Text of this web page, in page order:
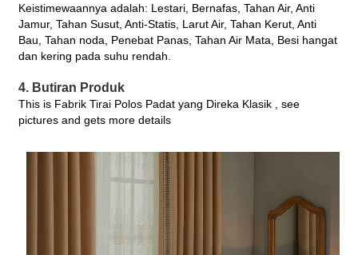
Keistimewaannya adalah: Lestari, Bernafas, Tahan Air, Anti
Jamur, Tahan Susut, Anti-Statis, Larut Air, Tahan Kerut, Anti
Bau, Tahan noda, Penebat Panas, Tahan Air Mata, Besi hangat
dan kering pada suhu rendah.
4. Butiran Produk
This is Fabrik Tirai Polos Padat yang Direka Klasik , see
pictures and gets more details